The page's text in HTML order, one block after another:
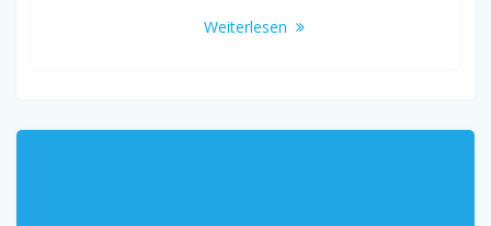
Weiterlesen